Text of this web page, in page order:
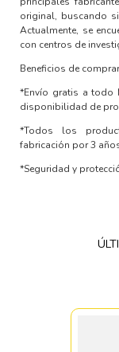
original, buscando
Actualmente, se
con centros de
Beneficios de
*Envío gratis a todo
disponibilidad de
*Todos los
fabricación por 3
*Seguridad y